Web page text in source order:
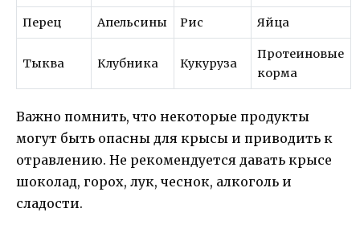
Перец Апельсины Рис Яйца
Тыква Клубника Кукуруза
Протеиновые
корма
Важно помнить, что некоторые продукты
могут быть опасны для крысы и приводить к
отравлению. Не рекомендуется давать крысе
шоколад, горох, лук, чеснок, алкоголь и
сладости.